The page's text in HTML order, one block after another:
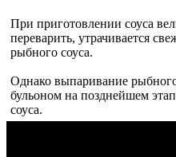
При приготовлении соуса
переварить, утрачивается
рыбного соуса.
Однако выпаривание
бульоном на позднейшем
соуса.